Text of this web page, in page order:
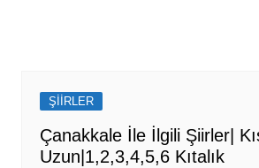
ŞİİRLER
Çanakkale İle İlgili Şiirler|
Uzun|1,2,3,4,5,6 Kıtalık